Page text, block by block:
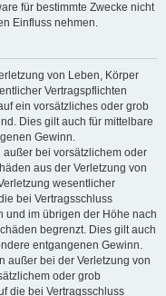
für bestimmte Zwecke nicht
Einfluss nehmen.
von Leben, Körper
Vertragspflichten
ein vorsätzliches oder grob
Dies gilt auch für mittelbare
Gewinn.
bei vorsätzlichem oder
aus der Verletzung von
wesentlicher
bei Vertragsschluss
und im übrigen der Höhe nach
begrenzt. Dies gilt auch
entgangenen Gewinn.
außer bei der Verletzung von
oder grob
die bei Vertragsschluss